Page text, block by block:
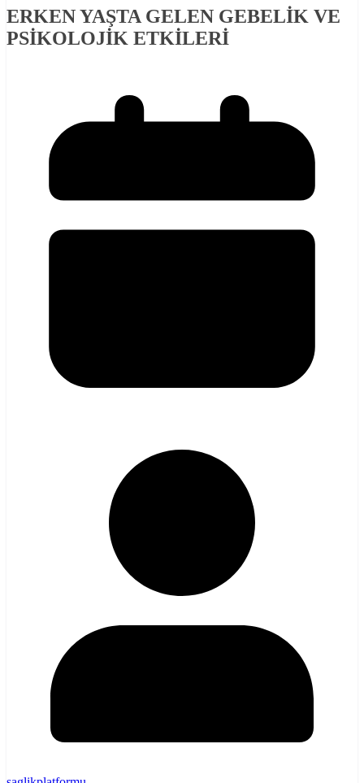
ERKEN YAŞTA GELEN GEBELİK VE
PSİKOLOJİK ETKİLERİ